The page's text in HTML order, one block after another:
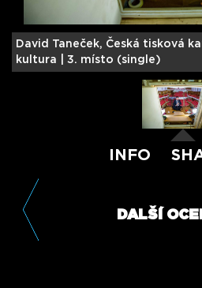
David Taneček, Česká tisková
kultura | 3. místo (single)
INFO
DALŠÍ